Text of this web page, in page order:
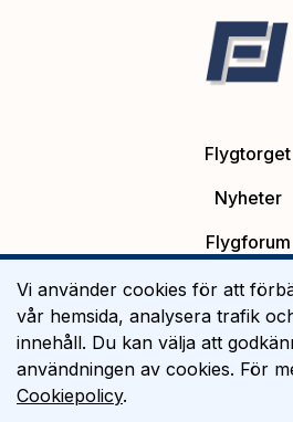
Flygtorget
Nyheter
Flygforum
Om
Vi använder cookies för att
vår hemsida, analysera trafik
innehåll. Du kan välja att
användningen av cookies. För
Cookiepolicy.